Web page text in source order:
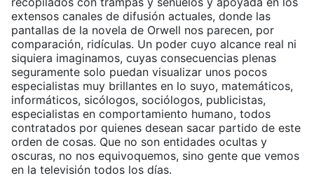
extensos canales de difusión actuales, donde las
pantallas de la novela de Orwell nos parecen, por
comparación, ridículas. Un poder cuyo alcance real ni
siquiera imaginamos, cuyas consecuencias plenas
seguramente solo puedan visualizar unos pocos
especialistas muy brillantes en lo suyo, matemáticos,
informáticos, sicólogos, sociólogos, publicistas,
especialistas en comportamiento humano, todos
contratados por quienes desean sacar partido de este
orden de cosas. Que no son entidades ocultas y
oscuras, no nos equivoquemos, sino gente que vemos
en la televisión todos los días.